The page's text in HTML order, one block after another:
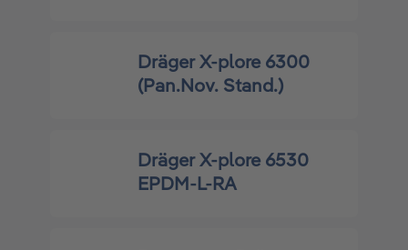
Dräger X-plore 6300
(Pan.Nov. Stand.)
Dräger X-plore 6530
EPDM-L-RA